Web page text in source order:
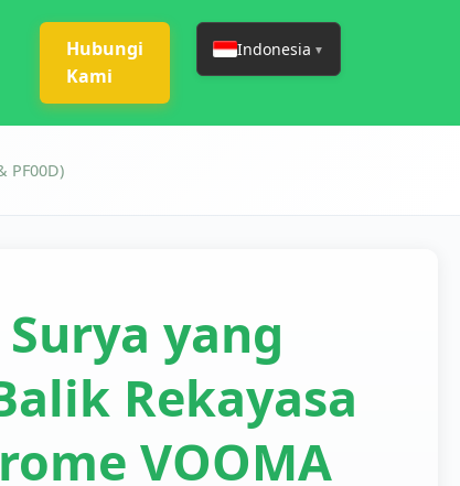
Hubungi
Kami
Indonesia ▼
PF00D)
yang
Rekayasa
VOOMA